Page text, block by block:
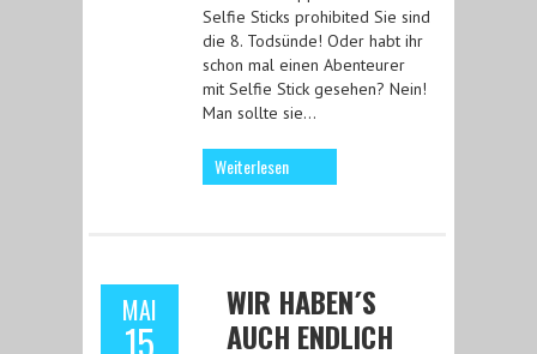
Selfie Sticks prohibited Sie sind
die 8. Todsünde! Oder habt ihr
schon mal einen Abenteurer
mit Selfie Stick gesehen? Nein!
Man sollte sie…
Weiterlesen
MAI
15
WIR HABEN´S
AUCH ENDLICH